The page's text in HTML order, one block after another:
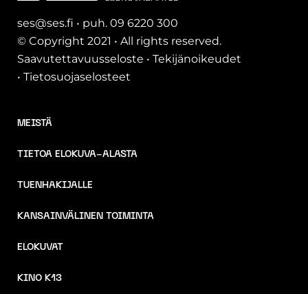
ses@ses.fi • puh. 09 6220 300
© Copyright 2021 • All rights reserved.
Saavutettavuusseloste • Tekijänoikeudet
• Tietosuojaselosteet
MEISTÄ
TIETOA ELOKUVA-ALASTA
TUENHAKIJALLE
KANSAINVÄLINEN TOIMINTA
ELOKUVAT
KINO K13